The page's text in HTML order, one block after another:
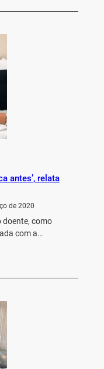
antes’, relata
de 2020
doente, como
com a…